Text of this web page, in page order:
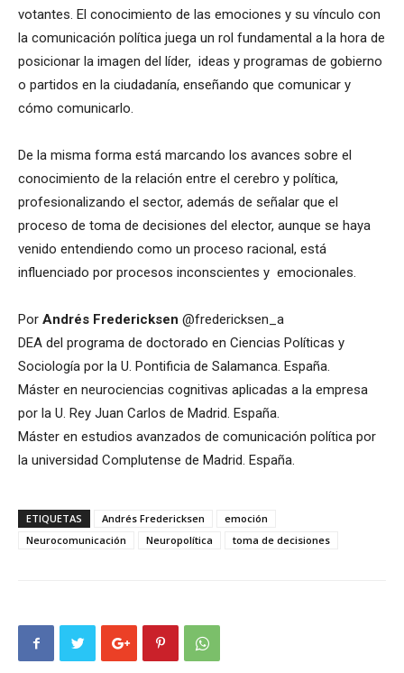
votantes. El conocimiento de las emociones y su vínculo con
la comunicación política juega un rol fundamental a la hora de
posicionar la imagen del líder, ideas y programas de gobierno
o partidos en la ciudadanía, enseñando que comunicar y
cómo comunicarlo.
De la misma forma está marcando los avances sobre el
conocimiento de la relación entre el cerebro y política,
profesionalizando el sector, además de señalar que el
proceso de toma de decisiones del elector, aunque se haya
venido entendiendo como un proceso racional, está
influenciado por procesos inconscientes y emocionales.
Por Andrés Fredericksen @fredericksen_a
DEA del programa de doctorado en Ciencias Políticas y
Sociología por la U. Pontificia de Salamanca. España.
Máster en neurociencias cognitivas aplicadas a la empresa
por la U. Rey Juan Carlos de Madrid. España.
Máster en estudios avanzados de comunicación política por
la universidad Complutense de Madrid. España.
ETIQUETAS Andrés Fredericksen
emoción
Neurocomunicación
Neuropolítica toma de decisiones